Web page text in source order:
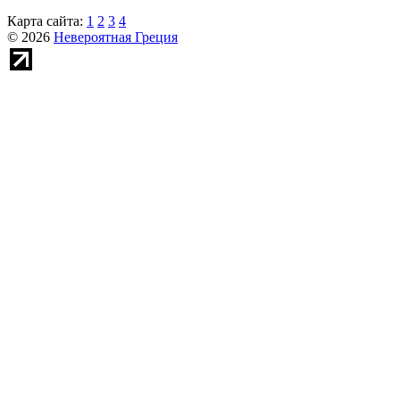
Карта сайта: 1 2 3 4
© 2026 Невероятная Греция